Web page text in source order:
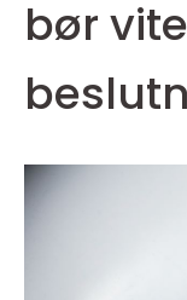
bør